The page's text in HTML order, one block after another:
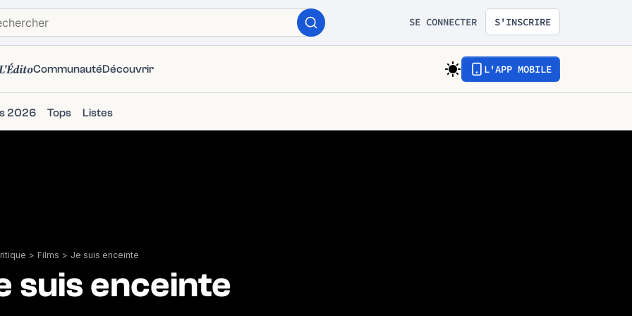
SE CONNECTER S'INSCRIRE
CommunautéDécouvrir L'APP MOBILE
2026 Tops Listes
> Films > Je suis enceinte
suis enceinte